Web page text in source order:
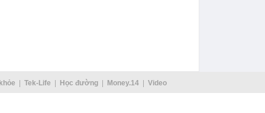
đi du
Tek-Life Học đường Money.14 Video